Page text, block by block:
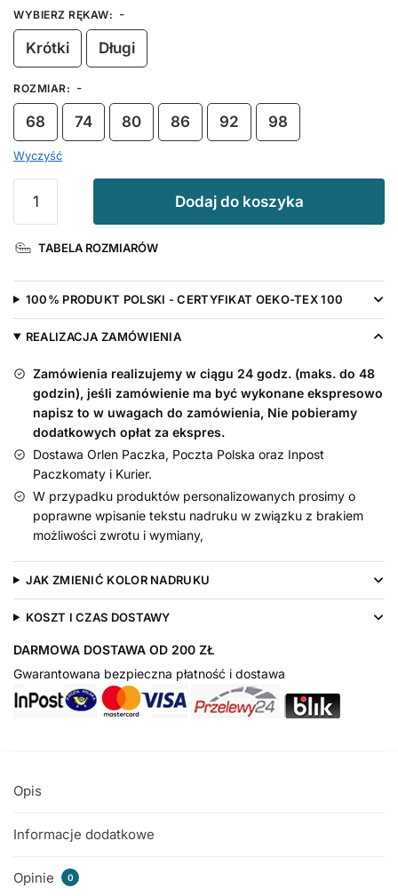
WYBIERZ RĘKAW: -
Krótki Długi
ROZMIAR: -
68 74 80 86 92 98
Wyczyść
Koszulka
Krawat
w
czerwonym
Dodaj do koszyka
TABELA ROZMIARÓW
100% PRODUKT POLSKI - CERTYFIKAT OEKO-TEX 100
REALIZACJA ZAMÓWIENIA
Zamówienia realizujemy w ciągu 24 godz. (maks. do 48
godzin), jeśli zamówienie ma być wykonane ekspresowo
napisz to w uwagach do zamówienia, Nie pobieramy
dodatkowych opłat za ekspres.
Dostawa Orlen Paczka, Poczta Polska oraz Inpost
Paczkomaty i Kurier.
W przypadku produktów personalizowanych prosimy o
poprawne wpisanie tekstu nadruku w związku z brakiem
możliwości zwrotu i wymiany,
JAK ZMIENIĆ KOLOR NADRUKU
KOSZT I CZAS DOSTAWY
DARMOWA DOSTAWA OD 200 ZŁ
Gwarantowana bezpieczna płatność i dostawa
Opis
Informacje dodatkowe
Opinie 0